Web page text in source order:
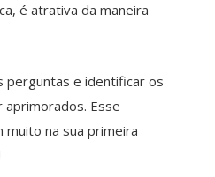
é atrativa da maneira
perguntas e identificar os
Esse
na sua primeira